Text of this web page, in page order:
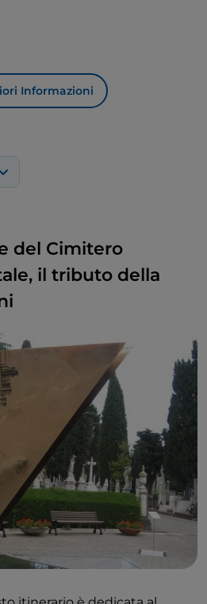
Informazioni
del Cimitero
il tributo della